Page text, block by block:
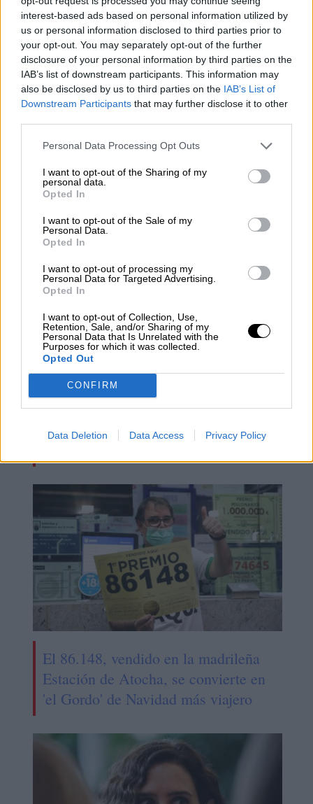
interest-based ads based on personal information utilized by
us or personal information disclosed to third parties prior to
your opt-out. You may separately opt-out of the further
disclosure of your personal information by third parties on the
IAB’s list of downstream participants. This information may
also be disclosed by us to third parties on the IAB’s List of
Downstream Participants that may further disclose it to other
Personal Data Processing Opt Outs
I want to opt-out of the Sharing of my
personal data.
Opted In
I want to opt-out of the Sale of my
Personal Data.
Opted In
I want to opt-out of processing my
Personal Data for Targeted Advertising.
Opted In
I want to opt-out of Collection, Use,
Retention, Sale, and/or Sharing of my
Personal Data that Is Unrelated with the
Purposes for which it was collected.
Opted Out
CONFIRM
Data Deletion Data Access Privacy Policy
El Sorteo Extraordinario de Navidad ha
repartido este 22 de diciembre2.380 millones
de euros en premios, y los agraciados con el
"Gordo" recibirán 400.000 euros al décimo.
Loterías y Apuestas del Estado (LAE) permite
cobrar en el mismo día los premios inferiores a
2.000 euros del Sorteo de Navidad en los casi
12.000 puntos de venta oficiales, a partir de la
tarde del mismo 22 de diciembre.
Premios Lotería de Navidad Navidad
El Gordo
Suerte
NOTICIAS RELACIONADAS
Las figuras del Belén ya son
El 86.148, vendido en la madrileña
Estación de Atocha, se convierte en
'el Gordo' de Navidad más viajero